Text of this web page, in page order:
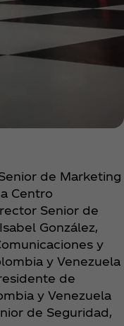
de Marketing
Centro
Senior de
González,
y
y Venezuela
de
y Venezuela
de Seguridad,